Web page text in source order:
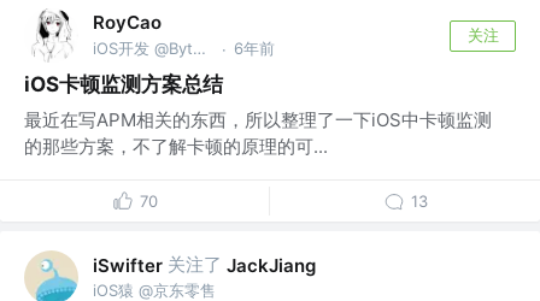
RoyCao
iOS开发 @Bytedance · 6年前
关注
iOS卡顿监测方案总结
最近在写APM相关的东西，所以整理了一下iOS中卡顿监测
的那些方案，不了解卡顿的原理的可...
70 13
iSwifter 关注了 JackJiang
iOS猿 @京东零售